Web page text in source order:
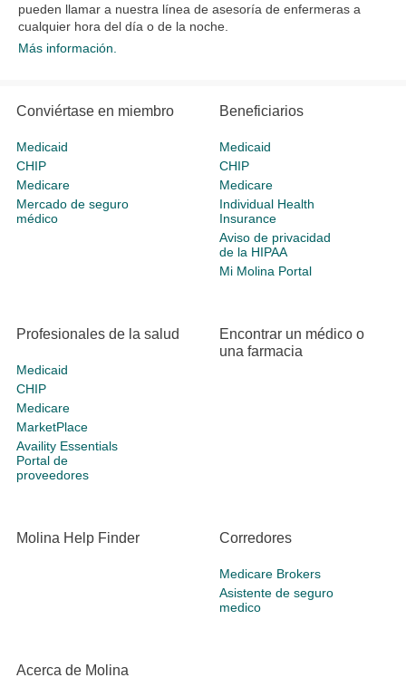
pueden llamar a nuestra línea de asesoría de enfermeras a
cualquier hora del día o de la noche.
Más información.
Conviértase en miembro
Medicaid
CHIP
Medicare
Mercado de seguro
médico
Beneficiarios
Medicaid
CHIP
Medicare
Individual Health
Insurance
Aviso de privacidad
de la HIPAA
Mi Molina Portal
Profesionales de la salud
Medicaid
CHIP
Medicare
MarketPlace
Availity Essentials
Portal de
proveedores
Encontrar un médico o
una farmacia
Molina Help Finder Corredores
Medicare Brokers
Asistente de seguro
medico
Acerca de Molina